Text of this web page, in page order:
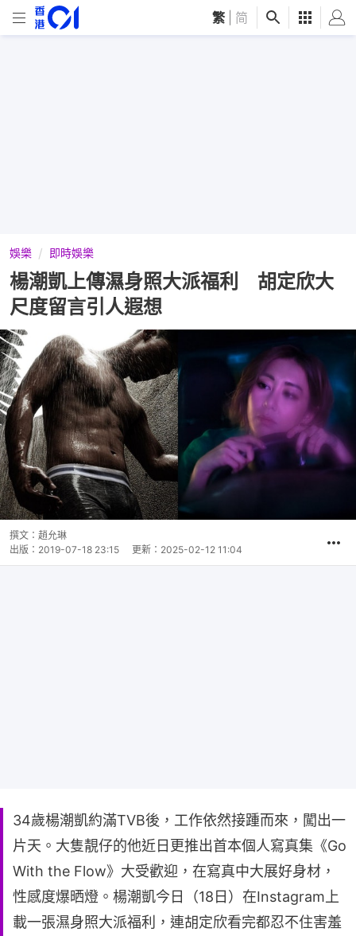
繁 简
娛樂 即時娛樂
楊潮凱上傳濕身照大派福利 胡定欣大
尺度留言引人遐想
撰文： 趙允琳
出版： 2019-07-18 23:15 更新： 2025-02-12 11:04
34歲楊潮凱約滿TVB後，工作依然接踵而來，闖出一
片天。大隻靚仔的他近日更推出首本個人寫真集《Go
With the Flow》大受歡迎，在寫真中大展好身材，
性感度爆晒燈。楊潮凱今日（18日）在Instagram上
載一張濕身照大派福利，連胡定欣看完都忍不住害羞